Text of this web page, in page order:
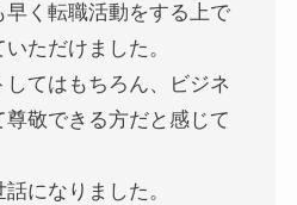
早く転職活動をする上で
ただけました。
てはもちろん、ビジネ
敬できる方だと感じて
になりました。